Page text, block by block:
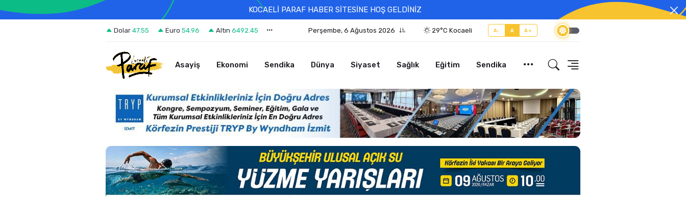
KOCAELİ PARAF HABER SİTESİNE HOŞ GELDİNİZ
Dolar 47.55 Euro 54.96 Altın 6492.45 Perşembe, 6 Ağustos 2026 29°C Kocaeli A- A A+
Asayiş Ekonomi Sendika Dünya Siyaset Sağlık Eğitim Sendika